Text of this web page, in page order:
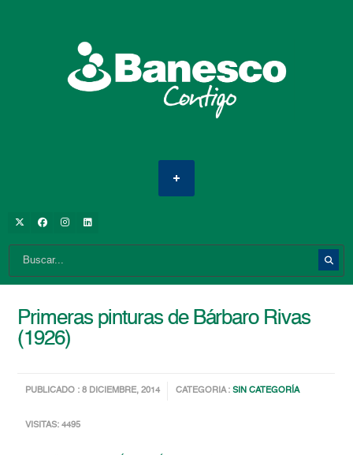
Primeras pinturas de Bárbaro Rivas
(1926)
PUBLICADO : 8 DICIEMBRE, 2014 CATEGORIA :SIN CATEGORÍA
VISITAS: 4495